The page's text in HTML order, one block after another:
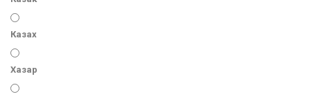
Казах
Хазар